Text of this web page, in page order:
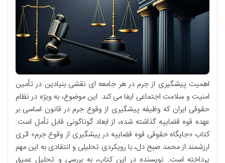
اهمیت پیشگیری از جرم در هر جامعه ای نقشی بنیادین در تأمین
امنیت و سلامت اجتماعی ایفا می کند. این موضوع، به ویژه در نظام
حقوقی ایران که وظیفه پیشگیری از وقوع جرم در قانون اساسی بر
عهده قوه قضاییه گذاشته شده، از ابعاد گوناگونی قابل تأمل است.
کتاب «جایگاه حقوقی قوه قضاییه در پیشگیری از وقوع جرم» اثری
ارزشمند از محمد صبح دل، با رویکردی تحلیلی و انتقادی به این مهم
پرداخته است. نویسنده در این کتاب، به بررسی و تحلیل عمیق